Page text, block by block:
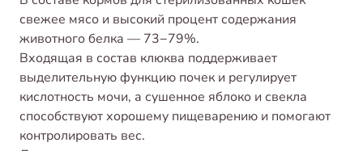
свежее мясо и высокий процент содержания
животного белка — 73−79%.
Входящая в состав клюква поддерживает
выделительную функцию почек и регулирует
кислотность мочи, а сушенное яблоко и свекла
способствуют хорошему пищеварению и помогают
контролировать вес.